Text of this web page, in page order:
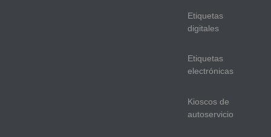
Etiquetas
digitales
Etiquetas
electrónicas
Kioscos de
autoservicio